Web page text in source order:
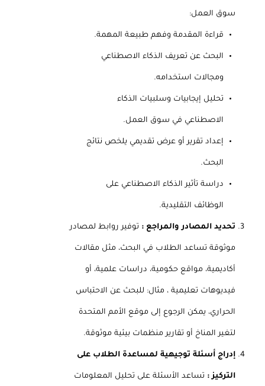
سوق العمل:
قراءة المقدمة وفهم طبيعة المهمة.
البحث عن تعريف الذكاء الاصطناعي
ومجالات استخدامه.
تحليل إيجابيات وسلبيات الذكاء
الاصطناعي في سوق العمل.
إعداد تقرير أو عرض تقديمي يلخص نتائج
البحث.
دراسة تأثير الذكاء الاصطناعي على
الوظائف التقليدية.
تحديد المصادر والمراجع : توفير روابط لمصادر
موثوقة تساعد الطلاب في البحث، مثل مقالات
أكاديمية، مواقع حكومية، دراسات علمية، أو
فيديوهات تعليمية ، مثال: للبحث عن الاحتباس
الحراري، يمكن الرجوع إلى موقع الأمم المتحدة
لتغير المناخ أو تقارير منظمات بيئية موثوقة.
إدراج أسئلة توجيهية لمساعدة الطلاب على
التركيز : تساعد الأسئلة على تحليل المعلومات